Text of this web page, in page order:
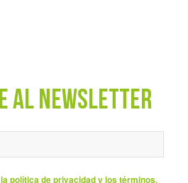
AL NEWSLETTER
política de privacidad y los términos.